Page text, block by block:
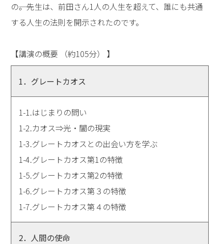
の――。先生は、前田さん1人の人生を超えて、誰にも共通
する人生の法則を開示されたのです。
【講演の概要 （約105分） 】
1．グレートカオス
1-1.はじまりの問い
1-2.カオス⇒光・闇の現実
1-3.グレートカオスとの出会い方を学ぶ
1-4.グレートカオス第1の特徴
1-5.グレートカオス第2の特徴
1-6.グレートカオス第３の特徴
1-7.グレートカオス第４の特徴
2．人間の使命